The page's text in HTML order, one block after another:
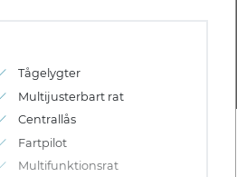
cum cu,
at quo. Ei hinc
Tågelygter
Multijusterbart rat
Centrallås
Fartpilot
Multifunktionsrat